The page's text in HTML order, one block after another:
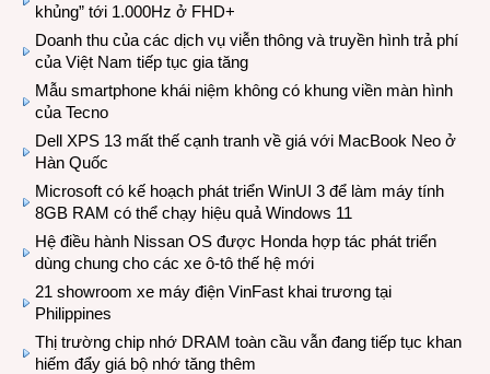
khủng” tới 1.000Hz ở FHD+
Doanh thu của các dịch vụ viễn thông và truyền hình trả phí
của Việt Nam tiếp tục gia tăng
Mẫu smartphone khái niệm không có khung viền màn hình
của Tecno
Dell XPS 13 mất thế cạnh tranh về giá với MacBook Neo ở
Hàn Quốc
Microsoft có kế hoạch phát triển WinUI 3 để làm máy tính
8GB RAM có thể chạy hiệu quả Windows 11
Hệ điều hành Nissan OS được Honda hợp tác phát triển
dùng chung cho các xe ô-tô thế hệ mới
21 showroom xe máy điện VinFast khai trương tại
Philippines
Thị trường chip nhớ DRAM toàn cầu vẫn đang tiếp tục khan
hiếm đẩy giá bộ nhớ tăng thêm